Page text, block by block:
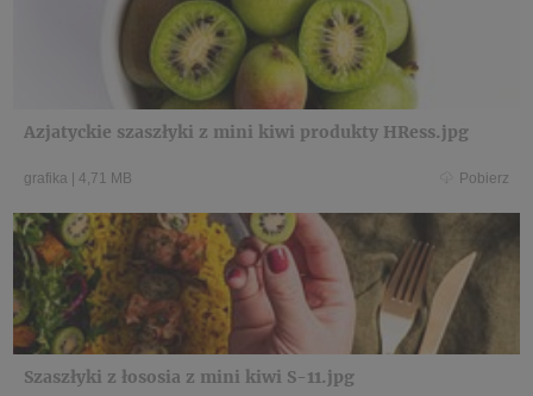
Azjatyckie szaszłyki z mini kiwi produkty HRess.jpg
grafika 4,71 MB Pobierz
Szaszłyki z łososia z mini kiwi S-11.jpg